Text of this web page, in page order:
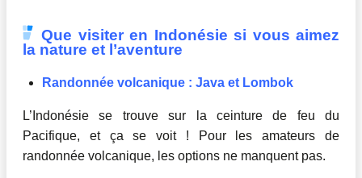
Que visiter en Indonésie si vous aimez
la nature et l’aventure
Randonnée volcanique : Java et Lombok
L’Indonésie se trouve sur la ceinture de feu du
Pacifique, et ça se voit ! Pour les amateurs de
randonnée volcanique, les options ne manquent pas.